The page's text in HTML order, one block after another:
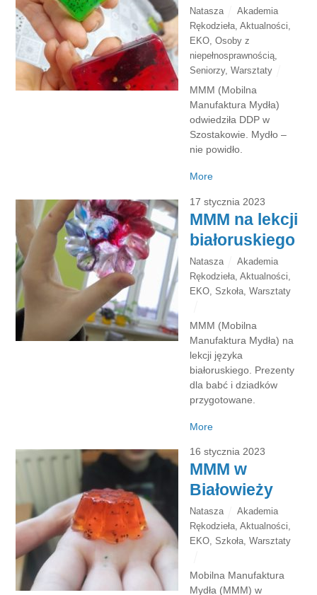
Natasza
Akademia
Rękodzieła,Aktualności,
EKO,Osoby z
niepełnosprawnością,
Seniorzy,Warsztaty
MMM (Mobilna
Manufaktura Mydła)
odwiedziła DDP w
Szostakowie. Mydło –
nie powidło.
More
17 stycznia 2023
MMM na lekcji
białoruskiego
Natasza
Akademia
Rękodzieła ,Aktualności
EKO ,Szkoła ,Warsztaty
MMM (Mobilna
Manufaktura Mydła) na
lekcji języka
białoruskiego. Prezenty
dla babć i dziadków
przygotowane.
More
16 stycznia 2023
MMM w
Białowieży
Natasza
Akademia
Rękodzieła,Aktualności,
EKO,Szkoła,Warsztaty
Mobilna Manufaktura
Mydła (MMM) w